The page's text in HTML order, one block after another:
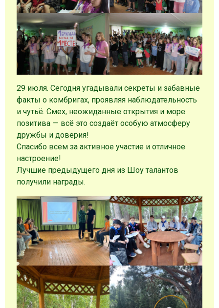
29 июля. Сегодня угадывали секреты и забавные
факты о комбригах, проявляя наблюдательность
и чутьё. Смех, неожиданные открытия и море
позитива — всё это создаёт особую атмосферу
дружбы и доверия!
Спасибо всем за активное участие и отличное
настроение!
Лучшие предыдущего дня из Шоу талантов
получили награды.